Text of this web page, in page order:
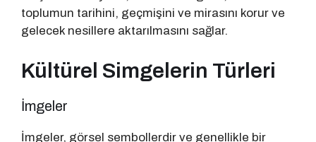
toplumun tarihini, geçmişini ve mirasını korur ve
gelecek nesillere aktarılmasını sağlar.
Kültürel Simgelerin Türleri
İmgeler
İmgeler, görsel sembollerdir ve genellikle bir